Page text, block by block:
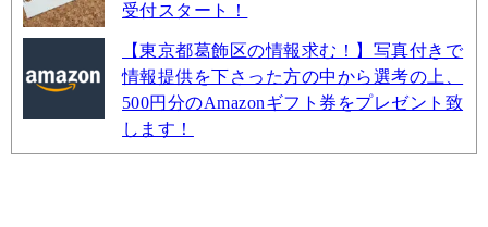
受付スタート！
【東京都葛飾区の情報求む！】写真付きで
情報提供を下さった方の中から選考の上、
500円分のAmazonギフト券をプレゼント致
します！